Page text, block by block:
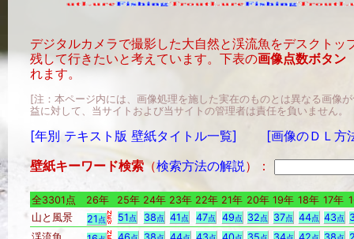
デジタルカメラで撮影した大自然と渓流魚をデスクト
残して行きたいと考えています。下表の画像点数ボタン
れます。
[注：本ページ内には、画像処理を施した実在のものとは異なる画像
益に対して、当サイトおよび当サイトの管理者は責任を負い
[年別 テキスト版 壁紙タイトル一覧]
[画像のＤＬ方
壁紙キーワード検索（検索方法の解説）：
全3301点 26年 25年 24年 23年 22年 21年 20年 19年 18年 17年
山と風景
21点 51点 38点 41点 47点 49点 32点 37点 44点 43点